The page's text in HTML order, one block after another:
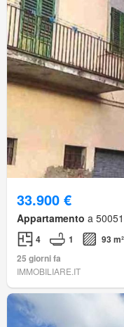
33.900 €
Appartamento a
4 1
93 m²
25 giorni fa
IMMOBILIARE.IT